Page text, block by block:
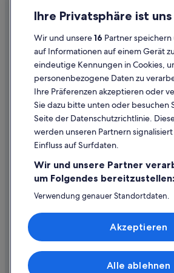
Rechtliche Hinweise/Kontakt
Inhaltsrichtlinien und Melden von Inhalten
Hilfe
Hilfe
Rückerstattungsprozess und Zeitrahmen
Buchen Sie einen Flug mit einer Gutschrift bei
Internationale Reisedokumente
© 2026 Expedia, Inc., ein Unternehmen der
Ihre Privatsphäre ist
Wir und unsere16 Partner
auf Informationen auf einem Gerät
eindeutige Kennungen in Cookies,
personenbezogene Daten zu
Ihre Präferenzen akzeptieren oder
Sie dazu bitte unten oder besuchen
Seite der Datenschutzrichtlinie.
werden unseren Partnern
Einfluss auf Surfdaten.
Wir und unsere Partner
um Folgendes bereitzustellen:
Verwendung genauer Standortdaten.
Speichern von oder Zugriff auf
Endgerät. Personalisierte Werbung
von Werbeleistung und der
Alle ablehnen
Akzeptieren